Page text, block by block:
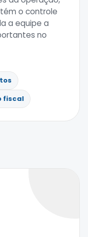
o controle
a equipe a
no
fiscal